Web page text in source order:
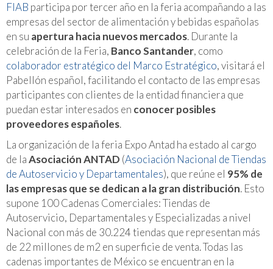
FIAB participa por tercer año en la feria acompañando a las
empresas del sector de alimentación y bebidas españolas
en su apertura hacia nuevos mercados. Durante la
celebración de la Feria, Banco Santander, como
colaborador estratégico del Marco Estratégico, visitará el
Pabellón español, facilitando el contacto de las empresas
participantes con clientes de la entidad financiera que
puedan estar interesados en conocer posibles
proveedores españoles.
La organización de la feria Expo Antad ha estado al cargo
de laAsociación ANTAD (Asociación Nacional de Tiendas
de Autoservicio y Departamentales), que reúne el 95% de
las empresas que se dedican a la gran distribución. Esto
supone 100 Cadenas Comerciales: Tiendas de
Autoservicio, Departamentales y Especializadas a nivel
Nacional con más de 30.224 tiendas que representan más
de 22 millones de m2 en superficie de venta. Todas las
cadenas importantes de México se encuentran en la